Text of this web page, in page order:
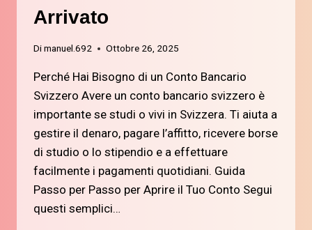
Arrivato
Dimanuel.692 Ottobre 26, 2025
Perché Hai Bisogno di un Conto Bancario
Svizzero Avere un conto bancario svizzero è
importante se studi o vivi in Svizzera. Ti aiuta a
gestire il denaro, pagare l’affitto, ricevere borse
di studio o lo stipendio e a effettuare
facilmente i pagamenti quotidiani. Guida
Passo per Passo per Aprire il Tuo Conto Segui
questi semplici…